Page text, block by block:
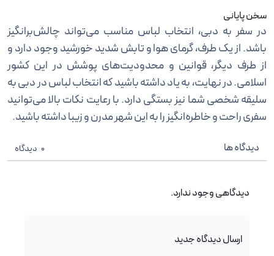
سخن پایانی
در سفر به دبی، انتخاب لباس مناسب می‌تواند چالش‌برانگیز
باشد. از یک طرف، گرمای هوا و تابش شدید خورشید وجود دارد و
از طرف دیگر، قوانین و محدودیت‌های پوشش در این کشور
اسلامی. در نهایت، به یاد داشته باشید که انتخاب لباس در دبی به
سلیقه شخصی شما نیز بستگی دارد. با رعایت نکات بالا می‌توانید
سفری راحت و خاطره‌انگیز را به این شهر مدرن و زیبا داشته باشید.
دیدگاه ها 0 دیدگاه
دیدگاهی وجود ندارد.
ارسال دیدگاه جدید